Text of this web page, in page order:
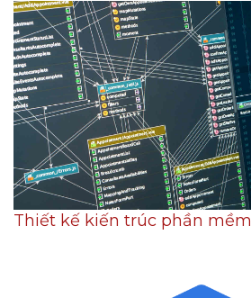
Thiết kế kiến trúc phần mềm